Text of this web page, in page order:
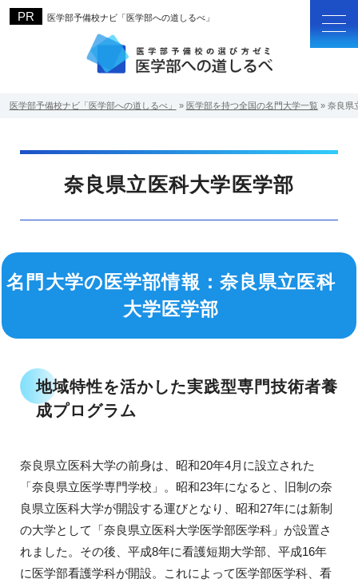
医学部予備校ナビ「医学部への道しるべ」
医学部予備校ナビ「医学部への道しるべ」 » 医学部を持つ全国の名門大学一覧» 奈良県
奈良県立医科大学医学部
名門大学の医学部情報：奈良県立医科
大学医学部
地域特性を活かした実践型専門技術者養
成プログラム
奈良県立医科大学の前身は、昭和20年4月に設立された
「奈良県立医学専門学校」。昭和23年になると、旧制の奈
良県立医科大学が開設する運びとなり、昭和27年には新制
の大学として「奈良県立医科大学医学部医学科」が設置さ
れました。その後、平成8年に看護短期大学部、平成16年
に医学部看護学科が開設。これによって医学部医学科、看